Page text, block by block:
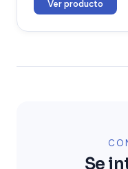
Ver producto
Se